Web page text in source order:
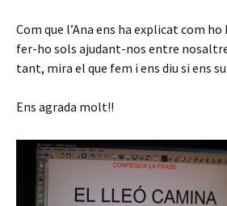
Com que l’Ana ens ha explicat com
fer-ho sols ajudant-nos entre
tant, mira el que fem i ens diu si ens
Ens agrada molt!!